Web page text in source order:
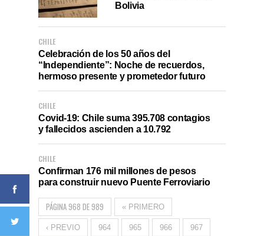
Bolivia
CHILE
Celebración de los 50 años del
“Independiente”: Noche de recuerdos,
hermoso presente y prometedor futuro
CHILE
Covid-19: Chile suma 395.708 contagios
y fallecidos ascienden a 10.792
CHILE
Confirman 176 mil millones de pesos
para construir nuevo Puente Ferroviario
PÁGINA 968 DE 989 « PRIMERO
‹ PREVIO 964 965 966 967